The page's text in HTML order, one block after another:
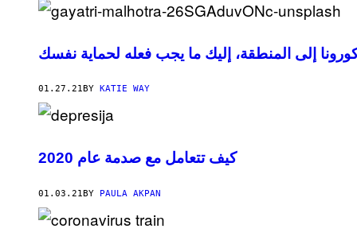
إلى المنطقة، إليك ما يجب فعله لحماية نفسك
01.27.21 BY KATIE WAY
كيف تتعامل مع صدمة عام 2020
01.03.21BY PAULA AKPAN